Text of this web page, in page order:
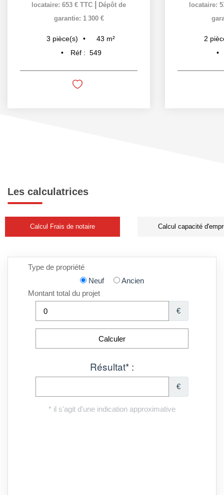
locataire: 653 € TTC
Dépôt de
garantie: 1 300 €
3 pièce(s) 43 m²
Réf : 549
locataire:
2
Les calculatrices
Calcul Frais de notaire Calcul capacité